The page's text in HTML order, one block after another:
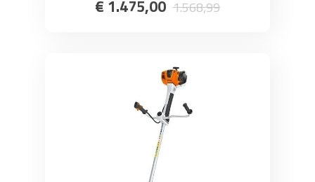
€ 1.475,00 1.568,99